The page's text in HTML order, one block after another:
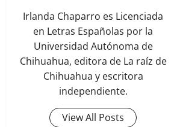
Irlanda Chaparro es Licenciada
en Letras Españolas por la
Universidad Autónoma de
Chihuahua, editora de La raíz de
Chihuahua y escritora
independiente.
View All Posts